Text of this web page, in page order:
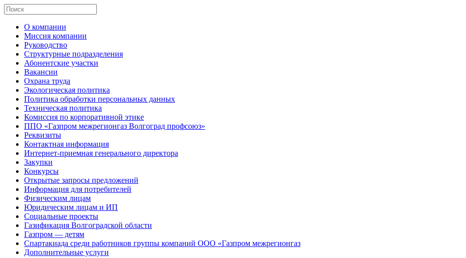
О компании
Миссия компании
Руководство
Структурные подразделения
Абонентские участки
Вакансии
Охрана труда
Экологическая политика
Политика обработки персональных данных
Техническая политика
Комиссия по корпоративной этике
ППО «Газпром межрегионгаз Волгоград профсоюз»
Реквизиты
Контактная информация
Интернет-приемная генерального директора
Закупки
Конкурсы
Открытые запросы предложений
Информация для потребителей
Физическим лицам
Юридическим лицам и ИП
Социальные проекты
Газификация Волгоградской области
Газпром — детям
Спартакиада среди работников группы компаний ООО «Газпром межрегионгаз
Дополнительные услуги